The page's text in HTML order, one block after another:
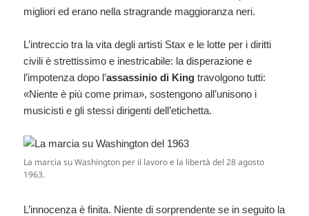
migliori ed erano nella stragrande maggioranza neri.
L’intreccio tra la vita degli artisti Stax e le lotte per i diritti
civili è strettissimo e inestricabile: la disperazione e
l’impotenza dopo l’assassinio di King travolgono tutti:
«Niente è più come prima», sostengono all’unisono i
musicisti e gli stessi dirigenti dell’etichetta.
La marcia su Washington per il lavoro e la libertà del 28 agosto
1963.
L’innocenza è finita. Niente di sorprendente se in seguito la